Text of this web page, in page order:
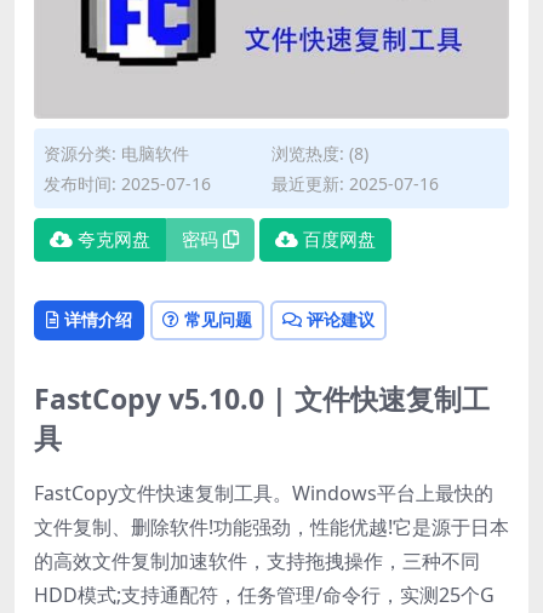
资源分类: 电脑软件
浏览热度: (8)
发布时间: 2025-07-16
最近更新: 2025-07-16
夸克网盘 密码 百度网盘
详情介绍 常见问题 评论建议
FastCopy v5.10.0 | 文件快速复制工
具
FastCopy文件快速复制工具。Windows平台上最快的
文件复制、删除软件!功能强劲，性能优越!它是源于日本
的高效文件复制加速软件，支持拖拽操作，三种不同
HDD模式;支持通配符，任务管理/命令行，实测25个G